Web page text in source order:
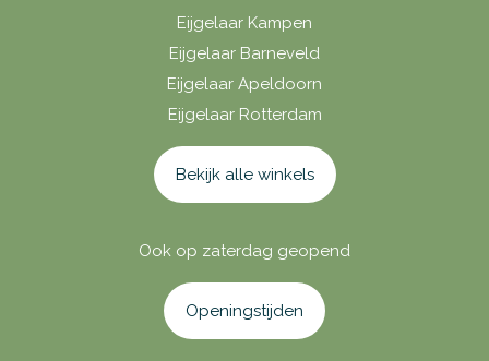
Eijgelaar Kampen
Eijgelaar Barneveld
Eijgelaar Apeldoorn
Eijgelaar Rotterdam
Bekijk alle winkels
Ook op zaterdag geopend
Openingstijden